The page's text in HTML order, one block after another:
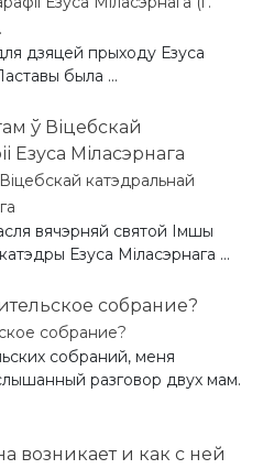
дзяцей прыходу Езуса
была ...
катэдральнай
вячэрняй святой Імшы
Езуса Міласэрнага ...
собрание?
собраний, меня
разговор двух мам.